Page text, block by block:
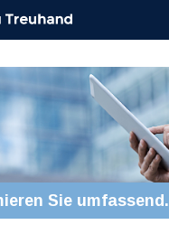
Sie umfassend.